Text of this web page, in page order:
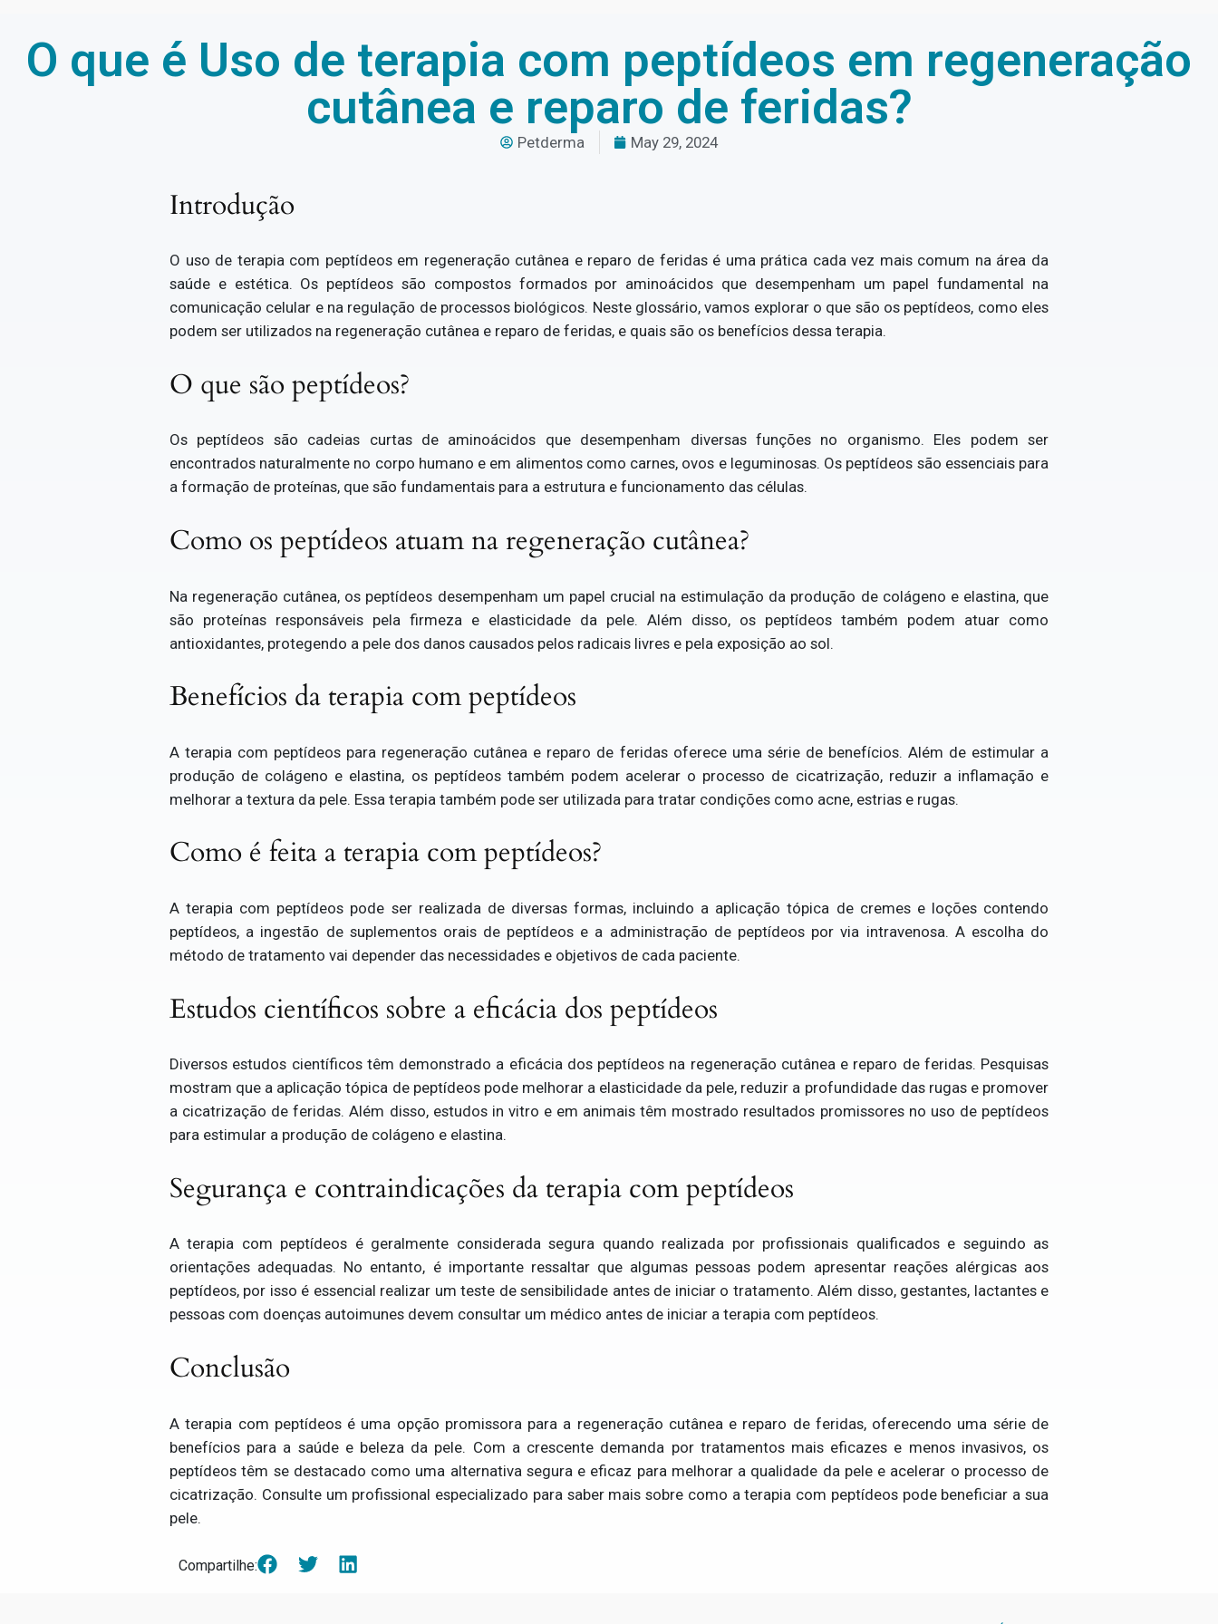
O que é Uso de terapia com peptídeos em regeneração
cutânea e reparo de feridas?
Petderma May 29, 2024
Introdução
O uso de terapia com peptídeos em regeneração cutânea e reparo de feridas é uma prática cada vez mais comum na área da
saúde e estética. Os peptídeos são compostos formados por aminoácidos que desempenham um papel fundamental na
comunicação celular e na regulação de processos biológicos. Neste glossário, vamos explorar o que são os peptídeos, como eles
podem ser utilizados na regeneração cutânea e reparo de feridas, e quais são os benefícios dessa terapia.
O que são peptídeos?
Os peptídeos são cadeias curtas de aminoácidos que desempenham diversas funções no organismo. Eles podem ser
encontrados naturalmente no corpo humano e em alimentos como carnes, ovos e leguminosas. Os peptídeos são essenciais para
a formação de proteínas, que são fundamentais para a estrutura e funcionamento das células.
Como os peptídeos atuam na regeneração cutânea?
Na regeneração cutânea, os peptídeos desempenham um papel crucial na estimulação da produção de colágeno e elastina, que
são proteínas responsáveis pela firmeza e elasticidade da pele. Além disso, os peptídeos também podem atuar como
antioxidantes, protegendo a pele dos danos causados pelos radicais livres e pela exposição ao sol.
Benefícios da terapia com peptídeos
A terapia com peptídeos para regeneração cutânea e reparo de feridas oferece uma série de benefícios. Além de estimular a
produção de colágeno e elastina, os peptídeos também podem acelerar o processo de cicatrização, reduzir a inflamação e
melhorar a textura da pele. Essa terapia também pode ser utilizada para tratar condições como acne, estrias e rugas.
Como é feita a terapia com peptídeos?
A terapia com peptídeos pode ser realizada de diversas formas, incluindo a aplicação tópica de cremes e loções contendo
peptídeos, a ingestão de suplementos orais de peptídeos e a administração de peptídeos por via intravenosa. A escolha do
método de tratamento vai depender das necessidades e objetivos de cada paciente.
Estudos científicos sobre a eficácia dos peptídeos
Diversos estudos científicos têm demonstrado a eficácia dos peptídeos na regeneração cutânea e reparo de feridas. Pesquisas
mostram que a aplicação tópica de peptídeos pode melhorar a elasticidade da pele, reduzir a profundidade das rugas e promover
a cicatrização de feridas. Além disso, estudos in vitro e em animais têm mostrado resultados promissores no uso de peptídeos
para estimular a produção de colágeno e elastina.
Segurança e contraindicações da terapia com peptídeos
A terapia com peptídeos é geralmente considerada segura quando realizada por profissionais qualificados e seguindo as
orientações adequadas. No entanto, é importante ressaltar que algumas pessoas podem apresentar reações alérgicas aos
peptídeos, por isso é essencial realizar um teste de sensibilidade antes de iniciar o tratamento. Além disso, gestantes, lactantes e
pessoas com doenças autoimunes devem consultar um médico antes de iniciar a terapia com peptídeos.
Conclusão
A terapia com peptídeos é uma opção promissora para a regeneração cutânea e reparo de feridas, oferecendo uma série de
benefícios para a saúde e beleza da pele. Com a crescente demanda por tratamentos mais eficazes e menos invasivos, os
peptídeos têm se destacado como uma alternativa segura e eficaz para melhorar a qualidade da pele e acelerar o processo de
cicatrização. Consulte um profissional especializado para saber mais sobre como a terapia com peptídeos pode beneficiar a sua
pele.
Compartilhe: